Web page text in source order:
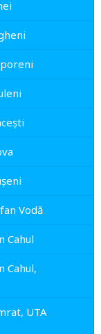
Vodă
Cahul
Cahul,
UTA